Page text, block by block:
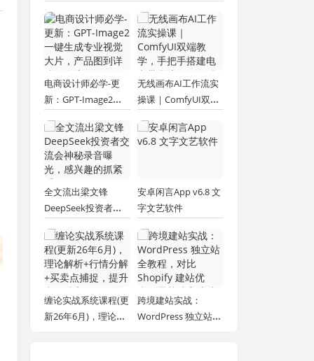
电商设计师必学-更
新：GPT-Image2一
片，产品图到详情页
全流程
无线画布AI工作流实
操课｜ComfyUI双端
商带货流程，一键批
量产出图文短视频素
全文流出梁文锋
DeepSeek投资者交
感兴趣的抓紧看
安卓闲言App v6.8 文
字文艺软件
缠论实战系统课程(更
新26年6月)，理论解
跨境建站实战：
WordPress 独立站全